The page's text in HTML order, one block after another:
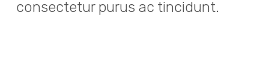
consectetur purus ac tincidunt.